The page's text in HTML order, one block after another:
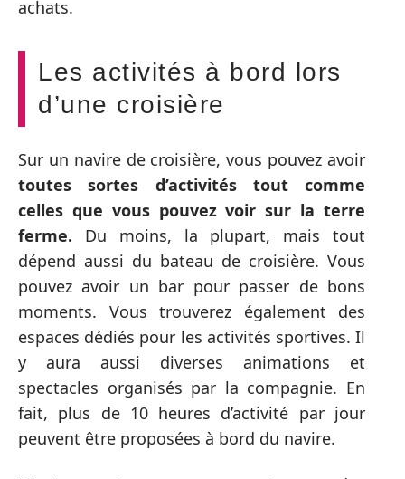
achats.
Les activités à bord lors
d’une croisière
Sur un navire de croisière, vous pouvez avoir
toutes sortes d’activités tout comme
celles que vous pouvez voir sur la terre
ferme. Du moins, la plupart, mais tout
dépend aussi du bateau de croisière. Vous
pouvez avoir un bar pour passer de bons
moments. Vous trouverez également des
espaces dédiés pour les activités sportives. Il
y aura aussi diverses animations et
spectacles organisés par la compagnie. En
fait, plus de 10 heures d’activité par jour
peuvent être proposées à bord du navire.